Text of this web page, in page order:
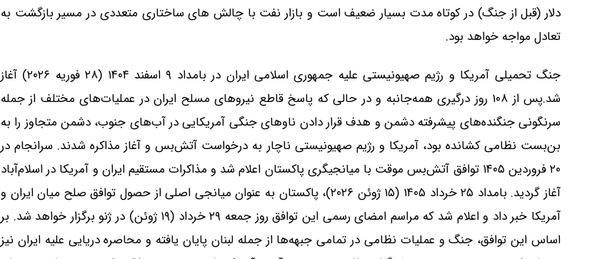
دلار (قبل از جنگ) در کوتاه مدت بسیار ضعیف است و بازار نفت با چالش های ساختاری متعددی در مسیر بازگشت به
تعادل مواجه خواهد بود.
جنگ تحمیلی آمریکا و رژیم صهیونیستی علیه جمهوری اسلامی ایران در بامداد ۹ اسفند ۱۴۰۴ (۲۸ فوریه ۲۰۲۶) آغاز
شد.پس از ۱۰۸ روز درگیری همه‌جانبه و در حالی که پاسخ قاطع نیروهای مسلح ایران در عملیات‌های مختلف از جمله
سرنگونی جنگنده‌های پیشرفته دشمن و هدف قرار دادن ناوهای جنگی آمریکایی در آب‌های جنوب، دشمن متجاوز را به
بن‌بست نظامی کشانده بود، آمریکا و رژیم صهیونیستی ناچار به درخواست آتش‌بس و آغاز مذاکره شدند. سرانجام در
۲۰ فروردین ۱۴۰۵ توافق آتش‌بس موقت با میانجیگری پاکستان اعلام شد و مذاکرات مستقیم ایران و آمریکا در اسلام‌آباد
آغاز گردید. بامداد ۲۵ خرداد ۱۴۰۵ (۱۵ ژوئن ۲۰۲۶)، پاکستان به عنوان میانجی اصلی از حصول توافق صلح میان ایران و
آمریکا خبر داد و اعلام شد که مراسم امضای رسمی این توافق روز جمعه ۲۹ خرداد (۱۹ ژوئن) در ژنو برگزار خواهد شد. بر
اساس این توافق، جنگ و عملیات نظامی در تمامی جبهه‌ها از جمله لبنان پایان یافته و محاصره دریایی علیه ایران نیز